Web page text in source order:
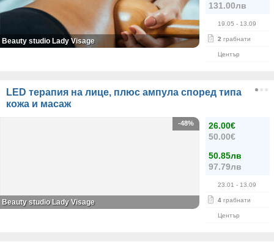
131.00лв
19.05 - 13.09
2 грабнати
Център
Beauty studio Lady Visage
LED терапия на лице, плюс ампула според типа
кожа и масаж
26.00€
50.00€
50.85лв
97.79лв
23.01 - 13.09
4 грабнати
Център
-48%
Beauty studio Lady Visage